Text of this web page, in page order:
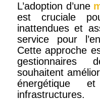
L’adoption d’une
est cruciale
inattendues et
service pour
Cette approche
gestionnaires
souhaitent
énergétique
infrastructures.